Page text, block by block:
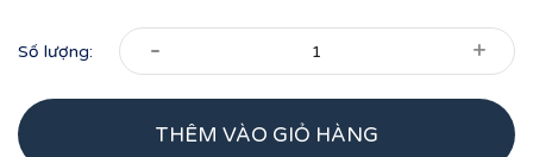
Số lượng: - +
THÊM VÀO GIỎ HÀNG